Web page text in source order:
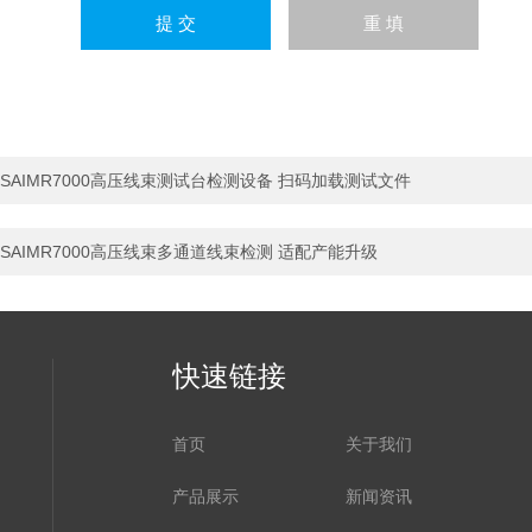
SAIMR7000高压线束测试台检测设备 扫码加载测试文件
SAIMR7000高压线束多通道线束检测 适配产能升级
快速链接
首页 关于我们
产品展示 新闻资讯